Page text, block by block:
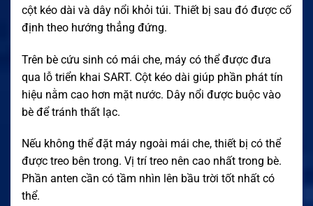
cột kéo dài và dây nổi khỏi túi. Thiết bị sau đó được cố
định theo hướng thẳng đứng.
Trên bè cứu sinh có mái che, máy có thể được đưa
qua lỗ triển khai SART. Cột kéo dài giúp phần phát tín
hiệu nằm cao hơn mặt nước. Dây nổi được buộc vào
bè để tránh thất lạc.
Nếu không thể đặt máy ngoài mái che, thiết bị có thể
được treo bên trong. Vị trí treo nên cao nhất trong bè.
Phần anten cần có tầm nhìn lên bầu trời tốt nhất có
thể.